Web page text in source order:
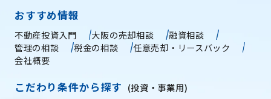
おすすめ情報
不動産投資入門 大阪の売却相談
融資相談
管理の相談
税金の相談
任意売却・リースバック
会社概要
こだわり条件から探す (投資・事業用)